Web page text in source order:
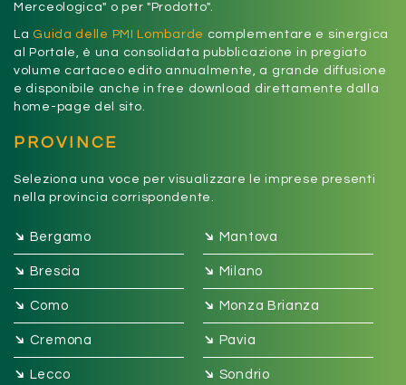
Merceologica" o per "Prodotto".
La Guida delle PMI Lombarde complementare e sinergica
al Portale, è una consolidata pubblicazione in pregiato
volume cartaceo edito annualmente, a grande diffusione
e disponibile anche in free download direttamente dalla
home-page del sito.
PROVINCE
Seleziona una voce per visualizzare le imprese presenti
nella provincia corrispondente.
➔ Bergamo ➔ Mantova
➔ Brescia ➔ Milano
➔ Como ➔ Monza Brianza
➔ Cremona ➔ Pavia
➔ Lecco ➔ Sondrio